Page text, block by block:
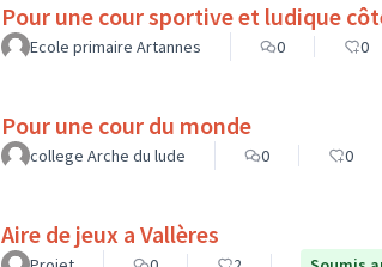
Pour une cour sportive et ludique
Ecole primaire Artannes 0 0
Pour une cour du monde
college Arche du lude 0 0
Aire de jeux a Vallères